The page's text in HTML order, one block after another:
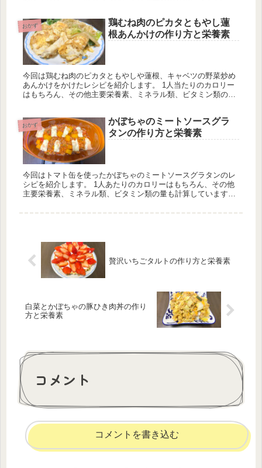
おかず
鶏むね肉のピカタともやし蓮
根あんかけの作り方と栄養素
今回は鶏むね肉のピカタともやしや蓮根、キャベツの野菜炒め
あんかけをかけたレシピを紹介します。 1人当たりのカロリー
はもちろん、その他主要栄養素、ミネラル類、ビタミン類の量
おかず
かぼちゃのミートソースグラ
タンの作り方と栄養素
今回はトマト缶を使ったかぼちゃのミートソースグラタンのレ
シピを紹介します。 1人あたりのカロリーはもちろん、その他
主要栄養素、ミネラル類、ビタミン類の量も計算しています。
贅沢いちごタルトの作り方と栄養素
白菜とかぼちゃの豚ひき肉丼の作り
方と栄養素
コメント
コメントを書き込む